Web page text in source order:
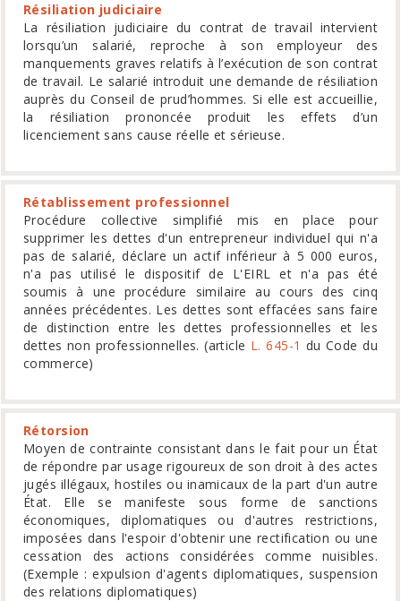
Résiliation judiciaire
La résiliation judiciaire du contrat de travail intervient
lorsqu’un salarié, reproche à son employeur des
manquements graves relatifs à l’exécution de son contrat
de travail. Le salarié introduit une demande de résiliation
auprès du Conseil de prud’hommes. Si elle est accueillie,
la résiliation prononcée produit les effets d’un
licenciement sans cause réelle et sérieuse.
Rétablissement professionnel
Procédure collective simplifié mis en place pour
supprimer les dettes d'un entrepreneur individuel qui n'a
pas de salarié, déclare un actif inférieur à 5 000 euros,
n'a pas utilisé le dispositif de L'EIRL et n'a pas été
soumis à une procédure similaire au cours des cinq
années précédentes. Les dettes sont effacées sans faire
de distinction entre les dettes professionnelles et les
dettes non professionnelles. (article L. 645-1 du Code du
commerce)
Rétorsion
Moyen de contrainte consistant dans le fait pour un État
de répondre par usage rigoureux de son droit à des actes
jugés illégaux, hostiles ou inamicaux de la part d'un autre
État. Elle se manifeste sous forme de sanctions
économiques, diplomatiques ou d'autres restrictions,
imposées dans l'espoir d'obtenir une rectification ou une
cessation des actions considérées comme nuisibles.
(Exemple : expulsion d'agents diplomatiques, suspension
des relations diplomatiques)